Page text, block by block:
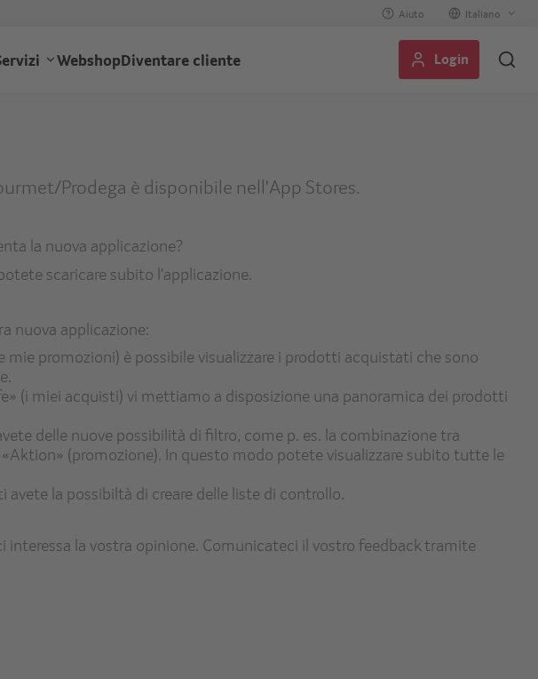
Aiuto
Select
your
language
WebshopDiventare cliente Login
Prodega è disponibile nell'App Stores.
la nuova applicazione?
scaricare subito l'applicazione.
nuova applicazione:
mie promozioni) è possibile visualizzare i prodotti acquistati che sono
(i miei acquisti) vi mettiamo a disposizione una panoramica dei prodotti
delle nuove possibilità di filtro, come p. es. la combinazione tra
(promozione). In questo modo potete visualizzare subito tutte le
avete la possibiltà di creare delle liste di controllo.
interessa la vostra opinione. Comunicateci il vostro feedback tramite